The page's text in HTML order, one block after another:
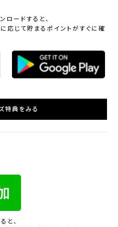
ロードすると、
応じて貯まるポイントがすぐに確
特典をみる
と、